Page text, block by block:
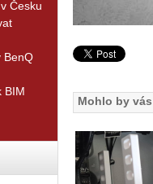
Česku
BenQ
BIM
Mohlo by